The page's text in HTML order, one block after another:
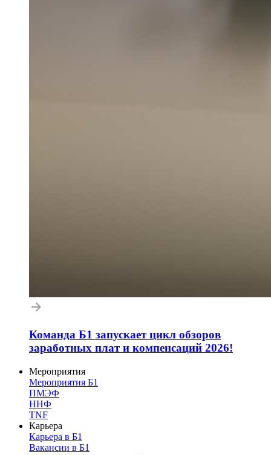
Команда Б1 запускает цикл обзоров
заработных плат и компенсаций 2026!
Мероприятия
Мероприятия Б1
ПМЭФ
ННФ
TNF
Карьера
Карьера в Б1
Вакансии в Б1